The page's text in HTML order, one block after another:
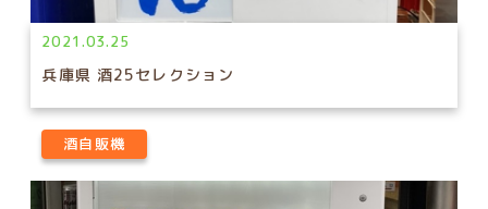
2021.03.25
兵庫県 酒25セレクション
酒自販機